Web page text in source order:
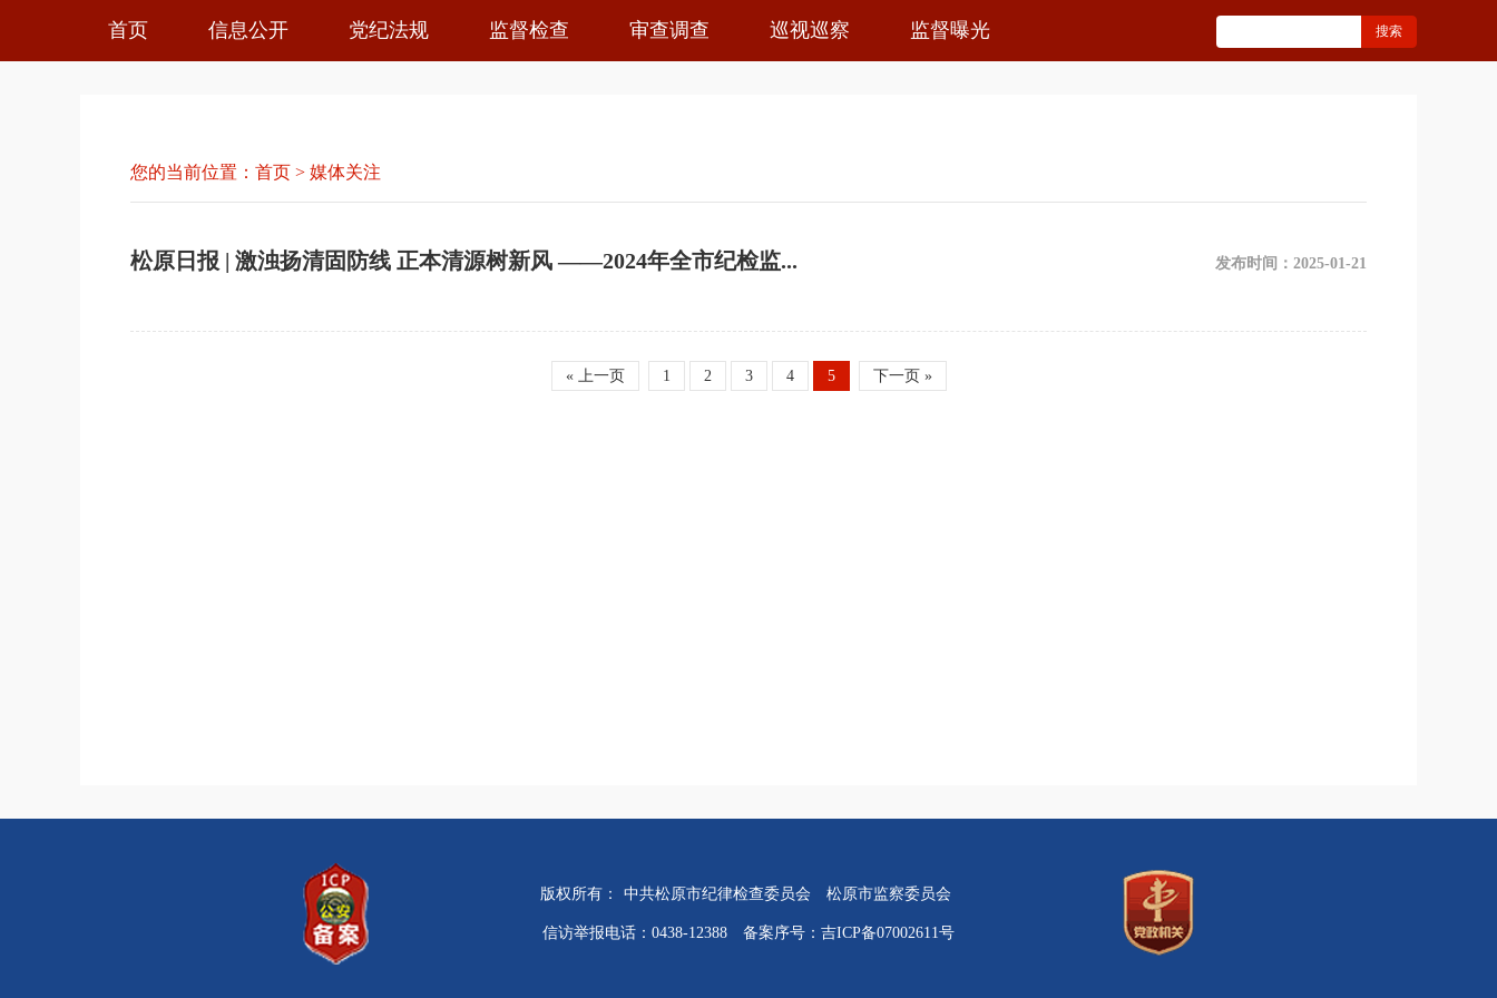
首页 信息公开 党纪法规 监督检查 审查调查 巡视巡察 监督曝光
您的当前位置： 首页 > 媒体关注
松原日报 | 激浊扬清固防线 正本清源树新风 ——2024年全市纪检监... 发布时间：2025-01-21
« 上一页 1 2 3 4 5 下一页 »
版权所有： 中共松原市纪律检查委员会 松原市监察委员会
信访举报电话：0438-12388 备案序号：吉ICP备07002611号